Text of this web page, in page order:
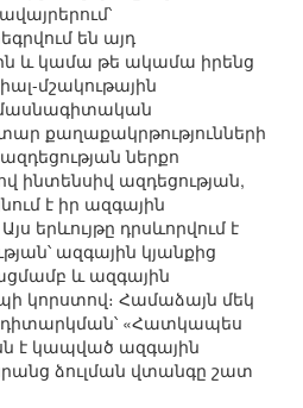
են այդ
և կամա թե ակամա իրենց
մշակութային
մասնագիտական
քաղաքակրթությունների
ներքո
ինտենսիվ ազդեցության,
է իր ազգային
երևույթը դրսևորվում է
ազգային կյանքից
և ազգային
կորստով։ Համաձայն մեկ
«Հատկապես
է կապված ազգային
ձուլման վտանգը շատ